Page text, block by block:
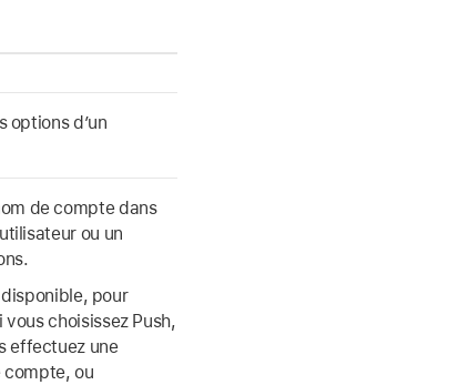
options d’un
de compte dans
ou un
pour
choisissez Push,
effectuez une
compte, ou